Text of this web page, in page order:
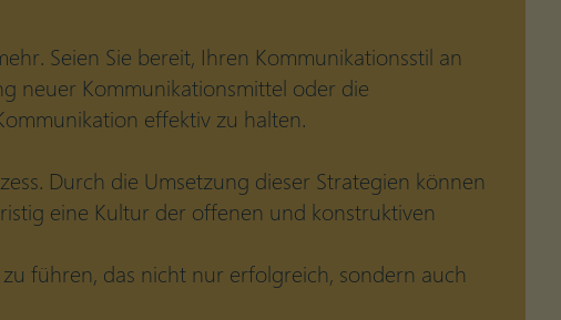
Seien Sie bereit, Ihren Kommunikationsstil an
neuer Kommunikationsmittel oder die
effektiv zu halten.
Durch die Umsetzung dieser Strategien können
eine Kultur der offenen und konstruktiven
führen, das nicht nur erfolgreich, sondern auch